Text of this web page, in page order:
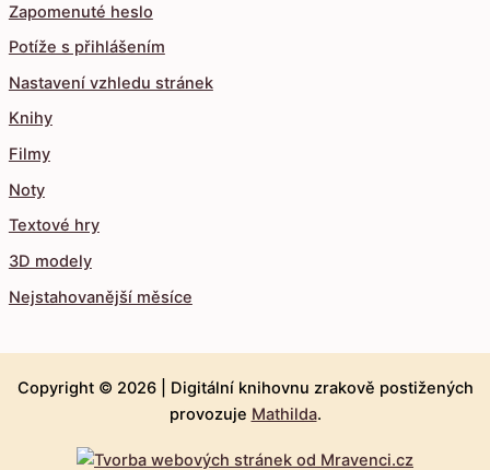
Zapomenuté heslo
Potíže s přihlášením
Nastavení vzhledu stránek
Knihy
Filmy
Noty
Textové hry
3D modely
Nejstahovanější měsíce
Copyright © 2026 | Digitální knihovnu zrakově postižených
provozuje Mathilda.